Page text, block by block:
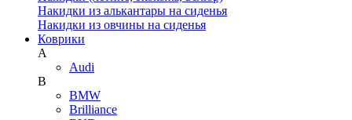
Накидки из алькантары на сиденья
Накидки из овчины на сиденья
Коврики
A
Audi
B
BMW
Brilliance